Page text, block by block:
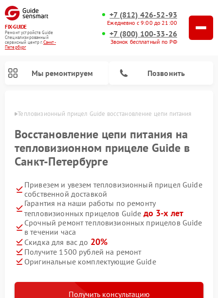
FIX-GUIDE
Ремонт устройств Guide
Специализированный
cервисный центр г.Санкт-
Петербург
+7 (812) 426-52-93
Ежедневно с 9:00 до 21:00
+7 (800) 100-33-26
Звонок бесплатный по РФ
Мы ремонтируем Позвонить
Тепловизионный прицел Guide восстановление цепи питания
Восстановление цепи питания на
тепловизионном прицеле Guide в
Санкт-Петербурге
Привезем и увезем тепловизионный прицел Guide
собственной доставкой
Гарантия на наши работы по ремонту
тепловизионных прицелов Guide до 3-х лет
Срочный ремонт тепловизионных прицелов Guide
в течении часа
Скидка для вас до 20%
Получите 1500 рублей на ремонт
Оригинальные комплектующие Guide
Получить консультацию